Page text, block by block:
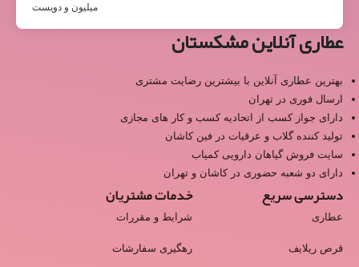
میلیون و دویست
عطاری آنلاین مشکستان
بهترین عطاری آنلاین با بیشترین رضایت مشتری
ارسال فوری در تهران
دارای جواز کسب از اتحادیه کسب و کار های مجازی
تولید کننده گلاب و عرقیات در فین کاشان
سایت فروش گیاهان دارویی کمیاب
دارای دو شعبه حضوری در کاشان و تهران
دسترسی سریع
عطاری
قرص ریلایف
خدمات مشتریان
شرایط و مقررات
رهگیری سفارشات